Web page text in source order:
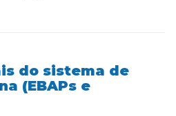
do sistema de
(EBAPs e